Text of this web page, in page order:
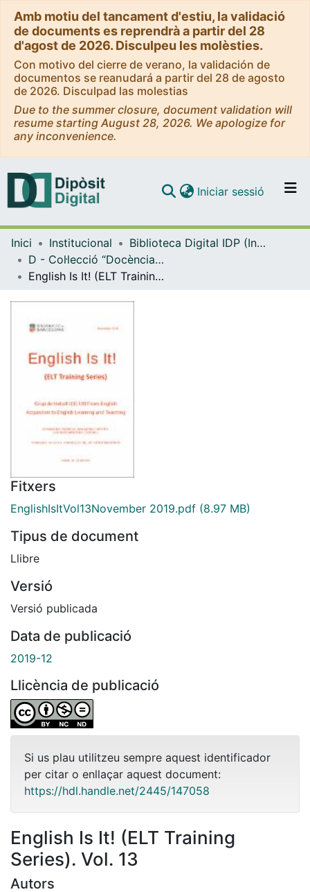
Amb motiu del tancament d'estiu, la validació
de documents es reprendrà a partir del 28
d'agost de 2026. Disculpeu les molèsties.
Con motivo del cierre de verano, la validación de
documentos se reanudará a partir del 28 de agosto
de 2026. Disculpad las molestias
Due to the summer closure, document validation will
resume starting August 28, 2026. We apologize for
any inconvenience.
Navega per tot el DD
Com publicar
Iniciar sessió (current)
Inici Institucional
Biblioteca Digital IDP (Institut de Desenvolupament Professional)
D - Col·lecció “Docència i metodologia” (IDP)
English Is It! (ELT Training Series). Vol. 13
Fitxers
EnglishIsItVol13November 2019.pdf (8.97 MB)
Tipus de document
Llibre
Versió
Versió publicada
Data de publicació
2019-12
Llicència de publicació
Si us plau utilitzeu sempre aquest identificador
per citar o enllaçar aquest document:
https://hdl.handle.net/2445/147058
English Is It! (ELT Training
Series). Vol. 13
Autors